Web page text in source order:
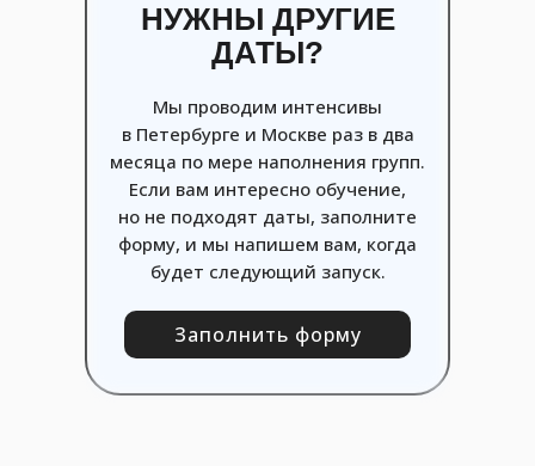
Мы проводим интенсивы
в Петербурге и Москве раз в два
месяца по мере наполнения групп.
Если вам интересно обучение,
но не подходят даты, заполните
форму, и мы напишем вам, когда
будет следующий запуск.
НУЖНЫ ДРУГИЕ
ДАТЫ?
Заполнить форму